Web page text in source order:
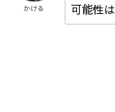
かける 可能性